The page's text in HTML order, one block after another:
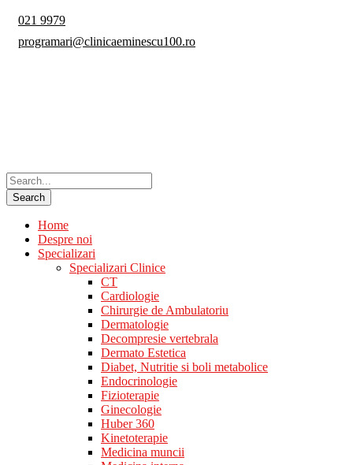
021 9979
programari@clinicaeminescu100.ro
Home
Despre noi
Specializari
Specializari Clinice
CT
Cardiologie
Chirurgie de Ambulatoriu
Dermatologie
Decompresie vertebrala
Dermato Estetica
Diabet, Nutritie si boli metabolice
Endocrinologie
Fizioterapie
Ginecologie
Huber 360
Kinetoterapie
Medicina muncii